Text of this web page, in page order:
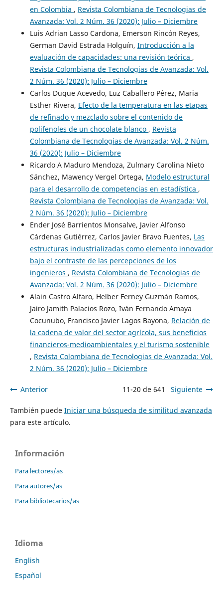
en Colombia , Revista Colombiana de Tecnologias de
Avanzada: Vol. 2 Núm. 36 (2020): Julio – Diciembre
Luis Adrian Lasso Cardona, Emerson Rincón Reyes,
German David Estrada Holguín, Introducción a la
evaluación de capacidades: una revisión teórica ,
Revista Colombiana de Tecnologias de Avanzada: Vol.
2 Núm. 36 (2020): Julio – Diciembre
Carlos Duque Acevedo, Luz Caballero Pérez, Maria
Esther Rivera, Efecto de la temperatura en las etapas
de refinado y mezclado sobre el contenido de
polifenoles de un chocolate blanco , Revista
Colombiana de Tecnologias de Avanzada: Vol. 2 Núm.
36 (2020): Julio – Diciembre
Ricardo A Maduro Mendoza, Zulmary Carolina Nieto
Sánchez, Mawency Vergel Ortega, Modelo estructural
para el desarrollo de competencias en estadística ,
Revista Colombiana de Tecnologias de Avanzada: Vol.
2 Núm. 36 (2020): Julio – Diciembre
Ender José Barrientos Monsalve, Javier Alfonso
Cárdenas Gutiérrez, Carlos Javier Bravo Fuentes, Las
estructuras industrializadas como elemento innovador
bajo el contraste de las percepciones de los
ingenieros , Revista Colombiana de Tecnologias de
Avanzada: Vol. 2 Núm. 36 (2020): Julio – Diciembre
Alain Castro Alfaro, Helber Ferney Guzmán Ramos,
Jairo Jamith Palacios Rozo, Iván Fernando Amaya
Cocunubo, Francisco Javier Lagos Bayona, Relación de
la cadena de valor del sector agrícola, sus beneficios
financieros-medioambientales y el turismo sostenible
, Revista Colombiana de Tecnologias de Avanzada: Vol.
2 Núm. 36 (2020): Julio – Diciembre
Anterior 11-20 de 641 Siguiente
También puede Iniciar una búsqueda de similitud avanzada
para este artículo.
Información
Para lectores/as
Para autores/as
Para bibliotecarios/as
Idioma
English
Español